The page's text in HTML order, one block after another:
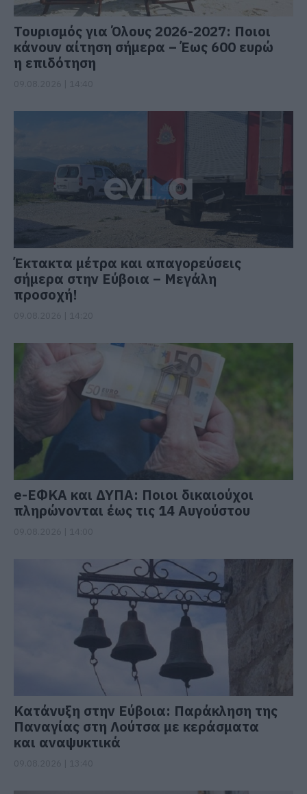
Τουρισμός για Όλους 2026-2027: Ποιοι
κάνουν αίτηση σήμερα – Έως 600 ευρώ
η επιδότηση
Έκτακτα μέτρα και απαγορεύσεις
σήμερα στην Εύβοια – Μεγάλη
προσοχή!
e-ΕΦΚΑ και ΔΥΠΑ: Ποιοι δικαιούχοι
πληρώνονται έως τις 14 Αυγούστου
Κατάνυξη στην Εύβοια: Παράκληση της
Παναγίας στη Λούτσα με κεράσματα
και αναψυκτικά